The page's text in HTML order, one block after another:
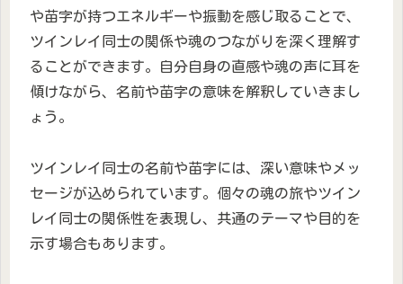
や苗字が持つエネルギーや振動を感じ取ることで、
ツインレイ同士の関係や魂のつながりを深く理解す
ることができます。自分自身の直感や魂の声に耳を
傾けながら、名前や苗字の意味を解釈していきまし
ょう。
ツインレイ同士の名前や苗字には、深い意味やメッ
セージが込められています。個々の魂の旅やツイン
レイ同士の関係性を表現し、共通のテーマや目的を
示す場合もあります。